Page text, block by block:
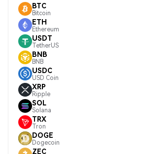
BTC
Bitcoin
ETH
Ethereum
USDT
TetherUS
BNB
BNB
USDC
USD Coin
XRP
Ripple
SOL
Solana
TRX
Tron
DOGE
Dogecoin
ZEC